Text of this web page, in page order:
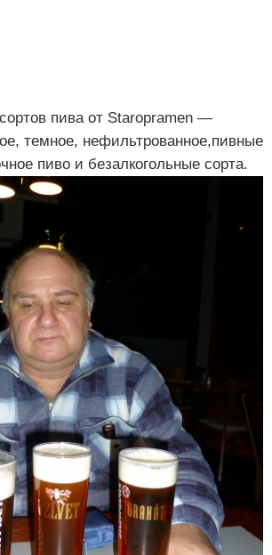
пива от Staropramen —
темное, нефильтрованное,пивные
пиво и безалкогольные сорта.